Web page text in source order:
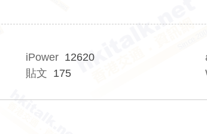
iPower 12620
貼文 175